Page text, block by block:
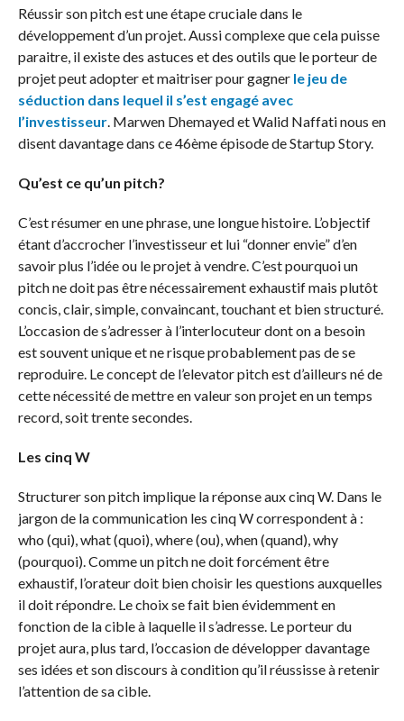
Réussir son pitch est une étape cruciale dans le
développement d’un projet. Aussi complexe que cela puisse
paraitre, il existe des astuces et des outils que le porteur de
projet peut adopter et maitriser pour gagner le jeu de
séduction dans lequel il s’est engagé avec
l’investisseur. Marwen Dhemayed et Walid Naffati nous en
disent davantage dans ce 46ème épisode de Startup Story.
Qu’est ce qu’un pitch?
C’est résumer en une phrase, une longue histoire. L’objectif
étant d’accrocher l’investisseur et lui “donner envie” d’en
savoir plus l’idée ou le projet à vendre. C’est pourquoi un
pitch ne doit pas être nécessairement exhaustif mais plutôt
concis, clair, simple, convaincant, touchant et bien structuré.
L’occasion de s’adresser à l’interlocuteur dont on a besoin
est souvent unique et ne risque probablement pas de se
reproduire. Le concept de l’elevator pitch est d’ailleurs né de
cette nécessité de mettre en valeur son projet en un temps
record, soit trente secondes.
Les cinq W
Structurer son pitch implique la réponse aux cinq W. Dans le
jargon de la communication les cinq W correspondent à :
who (qui), what (quoi), where (ou), when (quand), why
(pourquoi). Comme un pitch ne doit forcément être
exhaustif, l’orateur doit bien choisir les questions auxquelles
il doit répondre. Le choix se fait bien évidemment en
fonction de la cible à laquelle il s’adresse. Le porteur du
projet aura, plus tard, l’occasion de développer davantage
ses idées et son discours à condition qu’il réussisse à retenir
l’attention de sa cible.